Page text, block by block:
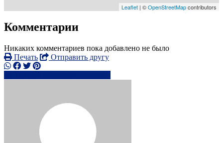
Leaflet | ©OpenStreetMapcontributors
Комментарии
Никаких комментариев пока добавлено не было
Печать
Отправить другу